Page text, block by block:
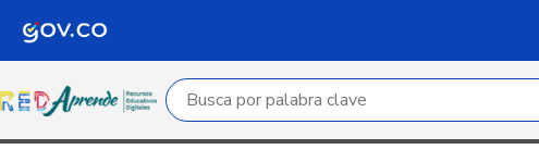
Campo de búsqueda por palabra clave